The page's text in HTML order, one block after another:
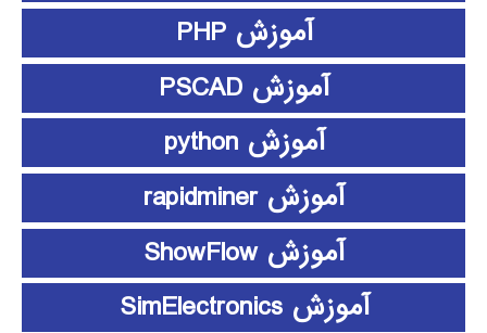
آموزش PHP
آموزش PSCAD
آموزش python
آموزش rapidminer
آموزش ShowFlow
آموزش SimElectronics